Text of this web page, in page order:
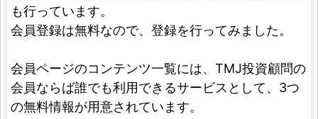
も行っています。
会員登録は無料なので、登録を行ってみました。
会員ページのコンテンツ一覧には、TMJ投資顧問の
会員ならば誰でも利用できるサービスとして、3つ
の無料情報が用意されています。